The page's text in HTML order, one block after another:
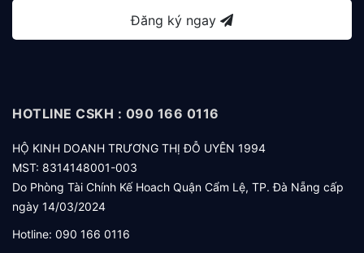
Đăng ký ngay
HOTLINE CSKH : 090 166 0116
HỘ KINH DOANH TRƯƠNG THỊ ĐỖ UYÊN 1994
MST: 8314148001-003
Do Phòng Tài Chính Kế Hoach Quận Cẩm Lệ, TP. Đà Nẵng cấp
ngày 14/03/2024
Hotline: 090 166 0116